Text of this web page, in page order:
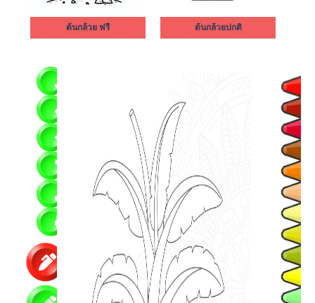
ต้นกล้วย ฟรี ต้นกล้วยปกติ